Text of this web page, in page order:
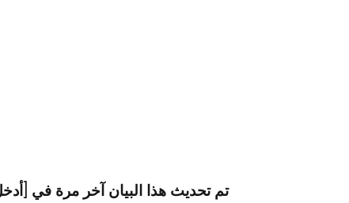
تم تحديث هذا البيان آخر مرة في